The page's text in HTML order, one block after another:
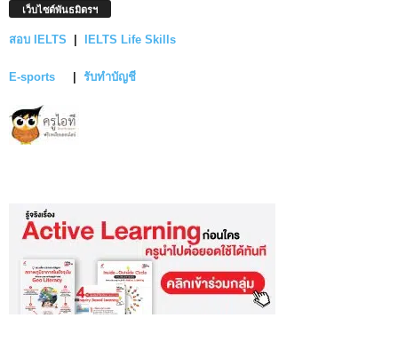
เว็บไซต์พันธมิตรฯ
สอบ IELTS | IELTS Life Skills
E-sports | รับทำบัญชี